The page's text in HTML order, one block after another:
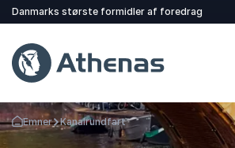
Danmarks største formidler af foredrag
Tilbage til forsiden
Emner Kanalrundfart